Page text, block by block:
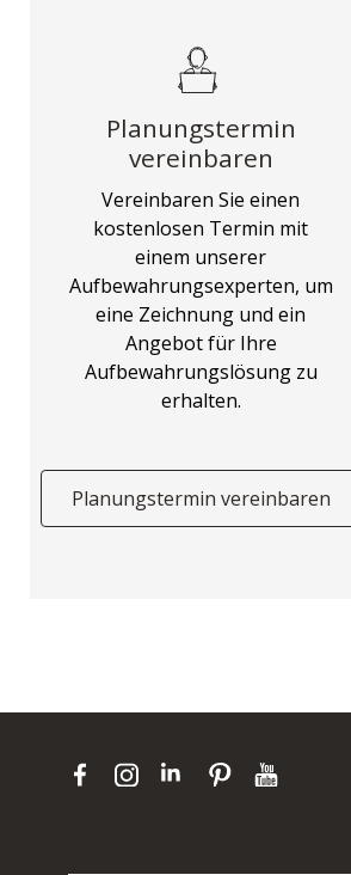
Planungstermin
vereinbaren
Vereinbaren Sie einen
kostenlosen Termin mit
einem unserer
Aufbewahrungsexperten, um
eine Zeichnung und ein
Angebot für Ihre
Aufbewahrungslösung zu
erhalten.
Planungstermin vereinbaren